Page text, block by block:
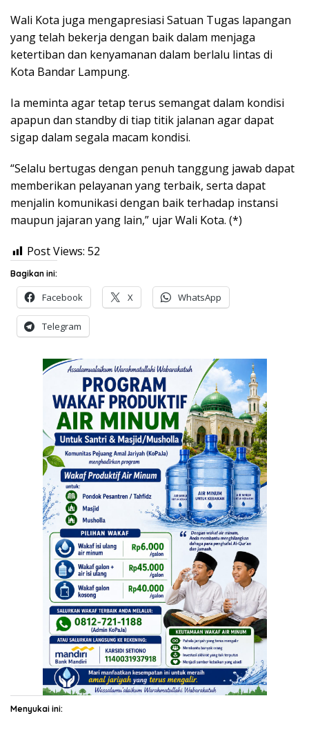
Wali Kota juga mengapresiasi Satuan Tugas lapangan
yang telah bekerja dengan baik dalam menjaga
ketertiban dan kenyamanan dalam berlalu lintas di
Kota Bandar Lampung.
Ia meminta agar tetap terus semangat dalam kondisi
apapun dan standby di tiap titik jalanan agar dapat
sigap dalam segala macam kondisi.
“Selalu bertugas dengan penuh tanggung jawab dapat
memberikan pelayanan yang terbaik, serta dapat
menjalin komunikasi dengan baik terhadap instansi
maupun jajaran yang lain,” ujar Wali Kota. (*)
Post Views: 52
Bagikan ini:
Facebook X WhatsApp
Telegram
Menyukai ini: